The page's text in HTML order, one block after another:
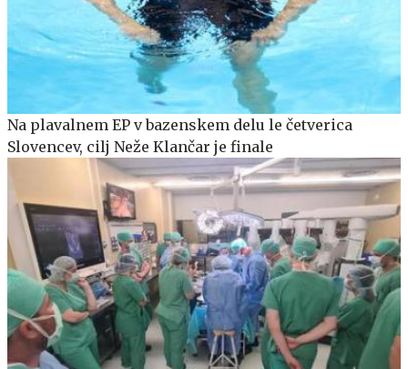
Na plavalnem EP v bazenskem delu le četverica
Slovencev, cilj Neže Klančar je finale